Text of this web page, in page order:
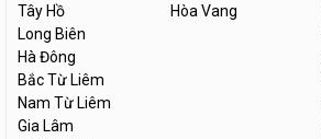
Tây Hồ
Long Biên
Hà Đông
Bắc Từ Liêm
Nam Từ Liêm
Gia Lâm
Hòa Vang